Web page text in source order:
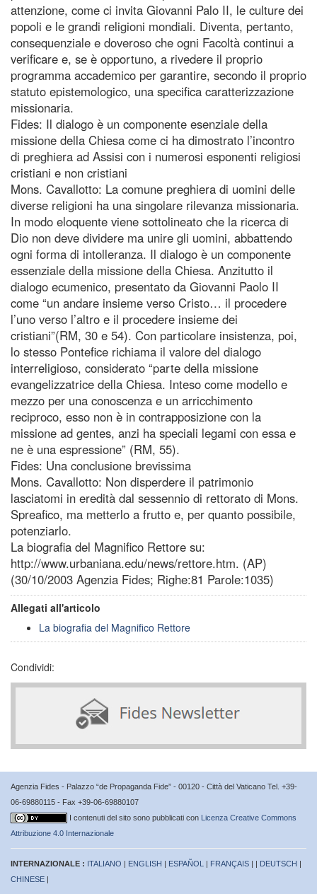
attenzione, come ci invita Giovanni Palo II, le culture dei
popoli e le grandi religioni mondiali. Diventa, pertanto,
consequenziale e doveroso che ogni Facoltà continui a
verificare e, se è opportuno, a rivedere il proprio
programma accademico per garantire, secondo il proprio
statuto epistemologico, una specifica caratterizzazione
missionaria.
Fides: Il dialogo è un componente esenziale della
missione della Chiesa come ci ha dimostrato l’incontro
di preghiera ad Assisi con i numerosi esponenti religiosi
cristiani e non cristiani
Mons. Cavallotto: La comune preghiera di uomini delle
diverse religioni ha una singolare rilevanza missionaria.
In modo eloquente viene sottolineato che la ricerca di
Dio non deve dividere ma unire gli uomini, abbattendo
ogni forma di intolleranza. Il dialogo è un componente
essenziale della missione della Chiesa. Anzitutto il
dialogo ecumenico, presentato da Giovanni Paolo II
come “un andare insieme verso Cristo… il procedere
l’uno verso l’altro e il procedere insieme dei
cristiani”(RM, 30 e 54). Con particolare insistenza, poi,
lo stesso Pontefice richiama il valore del dialogo
interreligioso, considerato “parte della missione
evangelizzatrice della Chiesa. Inteso come modello e
mezzo per una conoscenza e un arricchimento
reciproco, esso non è in contrapposizione con la
missione ad gentes, anzi ha speciali legami con essa e
ne è una espressione” (RM, 55).
Fides: Una conclusione brevissima
Mons. Cavallotto: Non disperdere il patrimonio
lasciatomi in eredità dal sessennio di rettorato di Mons.
Spreafico, ma metterlo a frutto e, per quanto possibile,
potenziarlo.
La biografia del Magnifico Rettore su:
http://www.urbaniana.edu/news/rettore.htm. (AP)
(30/10/2003 Agenzia Fides; Righe:81 Parole:1035)
Allegati all'articolo
La biografia del Magnifico Rettore
Condividi:
Agenzia Fides - Palazzo “de Propaganda Fide” - 00120 - Città del Vaticano Tel. +39-
06-69880115 - Fax +39-06-69880107
I contenuti del sito sono pubblicati con Licenza Creative Commons
Attribuzione 4.0 Internazionale
INTERNAZIONALE : ITALIANO | ENGLISH | ESPAÑOL | FRANÇAIS | | DEUTSCH |
CHINESE |